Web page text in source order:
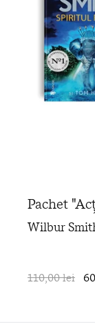
Pachet
Wilbur
110,00 lei